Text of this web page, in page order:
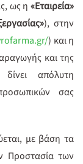
ως η«Εταιρεία»
), στην
) και η
και της
απόλυτη
σας
με βάση τα
Προστασία των